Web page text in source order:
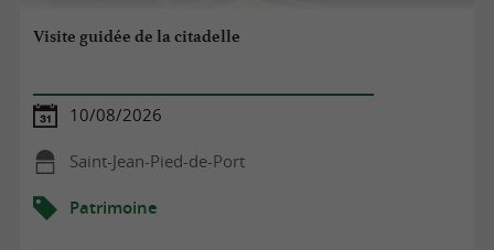
Visite guidée de la citadelle
10/08/2026
Saint-Jean-Pied-de-Port
Patrimoine